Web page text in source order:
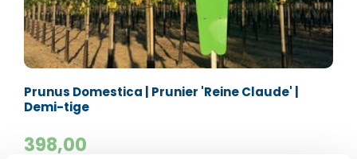
Prunus Domestica | Prunier 'Reine Claude' |
Demi-tige
398,00